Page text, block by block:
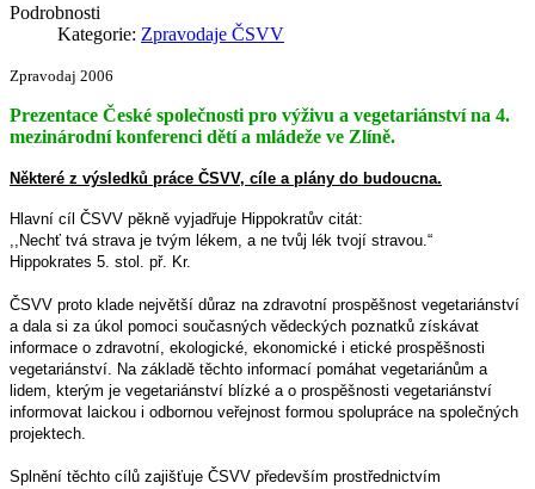
Podrobnosti
Kategorie: Zpravodaje ČSVV
Zpravodaj 2006
Prezentace České společnosti pro výživu a vegetariánství na 4.
mezinárodní konferenci dětí a mládeže ve Zlíně.
Některé z výsledků práce ČSVV, cíle a plány do budoucna.
Hlavní cíl ČSVV pěkně vyjadřuje Hippokratův citát:
,,Nechť tvá strava je tvým lékem, a ne tvůj lék tvojí stravou.“
Hippokrates 5. stol. př. Kr.
ČSVV proto klade největší důraz na zdravotní prospěšnost vegetariánství
a dala si za úkol pomoci současných vědeckých poznatků získávat
informace o zdravotní, ekologické, ekonomické i etické prospěšnosti
vegetariánství. Na základě těchto informací pomáhat vegetariánům a
lidem, kterým je vegetariánství blízké a o prospěšnosti vegetariánství
informovat laickou i odbornou veřejnost formou spolupráce na společných
projektech.
Splnění těchto cílů zajišťuje ČSVV především prostřednictvím